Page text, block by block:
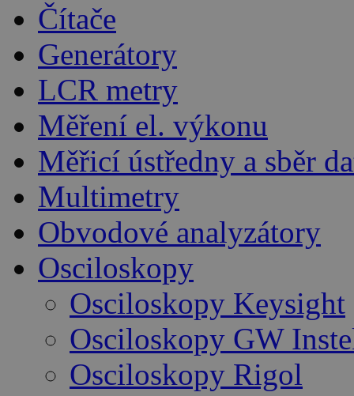
Čítače
Generátory
LCR metry
Měření el. výkonu
Měřicí ústředny a sběr
Multimetry
Obvodové analyzátory
Osciloskopy
Osciloskopy Keysight
Osciloskopy GW
Osciloskopy Rigol